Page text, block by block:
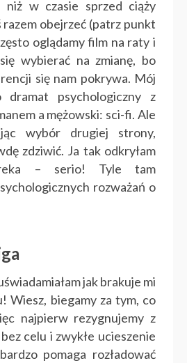
niż w czasie sprzed ciąży
razem obejrzeć (patrz punkt
oglądamy film na raty i
wybierać na zmianę, bo
się nam pokrywa. Mój
psychologiczny z
a mężowski: sci-fi. Ale
wybór drugiej strony,
zdziwić. Ja tak odkryłam
– serio! Tyle tam
rozważań o
jak brakuje mi
Wiesz, biegamy za tym, co
najpierw rezygnujemy z
celu i zwykłe ucieszenie
pomaga rozładować